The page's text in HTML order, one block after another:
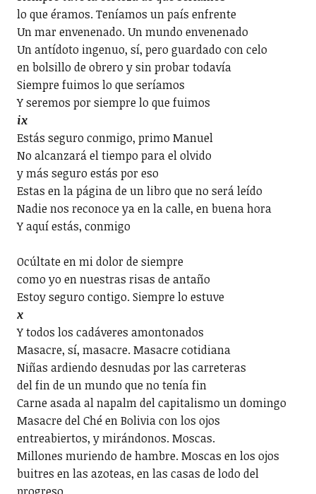
lo que éramos. Teníamos un país enfrente
Un mar envenenado. Un mundo envenenado
Un antídoto ingenuo, sí, pero guardado con celo
en bolsillo de obrero y sin probar todavía
Siempre fuimos lo que seríamos
Y seremos por siempre lo que fuimos
ix
Estás seguro conmigo, primo Manuel
No alcanzará el tiempo para el olvido
y más seguro estás por eso
Estas en la página de un libro que no será leído
Nadie nos reconoce ya en la calle, en buena hora
Y aquí estás, conmigo
Ocúltate en mi dolor de siempre
como yo en nuestras risas de antaño
Estoy seguro contigo. Siempre lo estuve
x
Y todos los cadáveres amontonados
Masacre, sí, masacre. Masacre cotidiana
Niñas ardiendo desnudas por las carreteras
del fin de un mundo que no tenía fin
Carne asada al napalm del capitalismo un domingo
Masacre del Ché en Bolivia con los ojos
entreabiertos, y mirándonos. Moscas.
Millones muriendo de hambre. Moscas en los ojos
buitres en las azoteas, en las casas de lodo del